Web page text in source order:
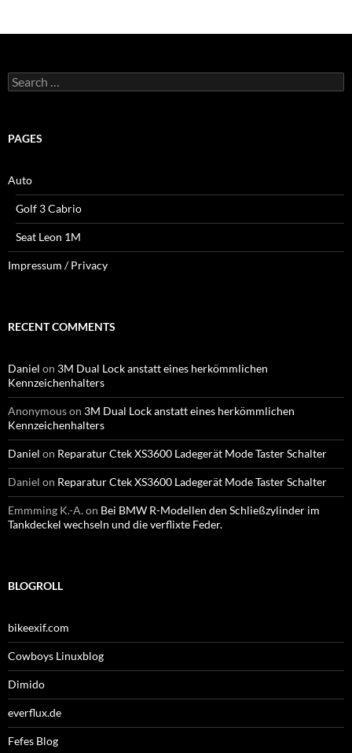
Search
for:
PAGES
Auto
Golf 3 Cabrio
Seat Leon 1M
Impressum / Privacy
RECENT COMMENTS
Daniel on 3M Dual Lock anstatt eines herkömmlichen
Kennzeichenhalters
Anonymouson 3M Dual Lock anstatt eines herkömmlichen
Kennzeichenhalters
Daniel on Reparatur Ctek XS3600 Ladegerät Mode Taster Schalter
Daniel on Reparatur Ctek XS3600 Ladegerät Mode Taster Schalter
Emmming K.-A.on Bei BMW R-Modellen den Schließzylinder im
Tankdeckel wechseln und die verflixte Feder.
BLOGROLL
bikeexif.com
Cowboys Linuxblog
Dimido
everflux.de
Fefes Blog